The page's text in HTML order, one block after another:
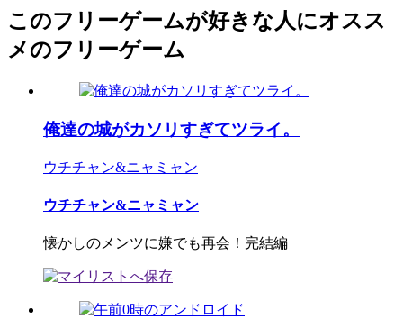
このフリーゲームが好きな人にオスス
メのフリーゲーム
俺達の城がカソリすぎてツライ。
ウチチャン&ニャミャン
ウチチャン&ニャミャン
懐かしのメンツに嫌でも再会！完結編